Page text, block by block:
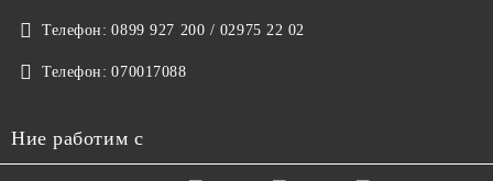
Телефон: 0899 927 200 / 02975 22 02
Телефон: 070017088
Ние работим с